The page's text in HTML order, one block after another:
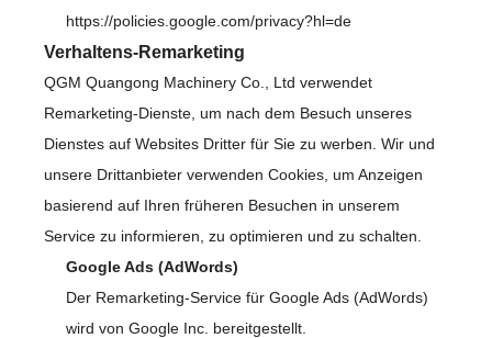
https://policies.google.com/privacy?hl=de
Verhaltens-Remarketing
QGM Quangong Machinery Co., Ltd verwendet
Remarketing-Dienste, um nach dem Besuch unseres
Dienstes auf Websites Dritter für Sie zu werben. Wir und
unsere Drittanbieter verwenden Cookies, um Anzeigen
basierend auf Ihren früheren Besuchen in unserem
Service zu informieren, zu optimieren und zu schalten.
Google Ads (AdWords)
Der Remarketing-Service für Google Ads (AdWords)
wird von Google Inc. bereitgestellt.